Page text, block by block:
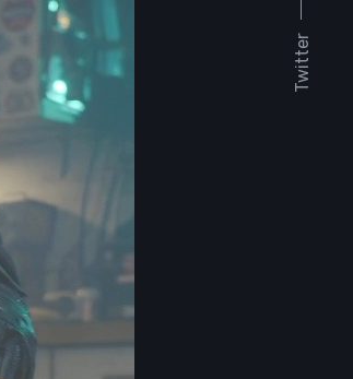
Twitter